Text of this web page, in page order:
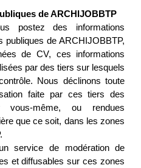
de ARCHIJOBBTP
postez des informations
publiques de ARCHIJOBBTP,
de CV, ces informations
par des tiers sur lesquels
Nous déclinons toute
faite par ces tiers des
vous-même, ou rendues
que ce soit, dans les zones
service de modération de
et diffusables sur ces zones